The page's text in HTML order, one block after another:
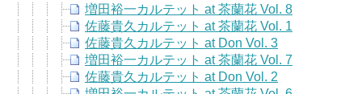
増田裕一カルテット at 茶蘭花 Vol. 8
佐藤貴久カルテット at 茶蘭花 Vol. 1
佐藤貴久カルテット at Don Vol. 3
増田裕一カルテット at 茶蘭花 Vol. 7
佐藤貴久カルテット at Don Vol. 2